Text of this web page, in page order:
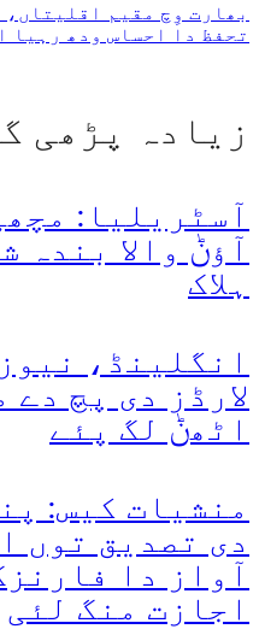
بھارت وِچ مقیم
تحفظ دا احساس ودھ رہیا
زیادہ پڑھی
آسٹریلیا:
آؤݨ والا بندہ
ہلاک
انگلینڈ،
لارڈز دی پچ
اٹھݨ لگ پئے
منشیات کیس:
دی تصدیق توں
آواز دا
اجازت منگ لئی